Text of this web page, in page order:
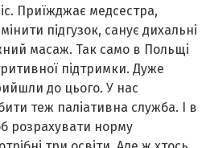
Приїжджає медсестра,
підгузок, санує дихальні
масаж. Так само в Польщі
підтримки. Дуже
до цього. У нас
теж паліативна служба. І в
розрахувати норму